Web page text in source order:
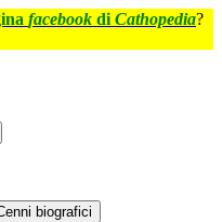
facebook di Cathopedia?
biografici